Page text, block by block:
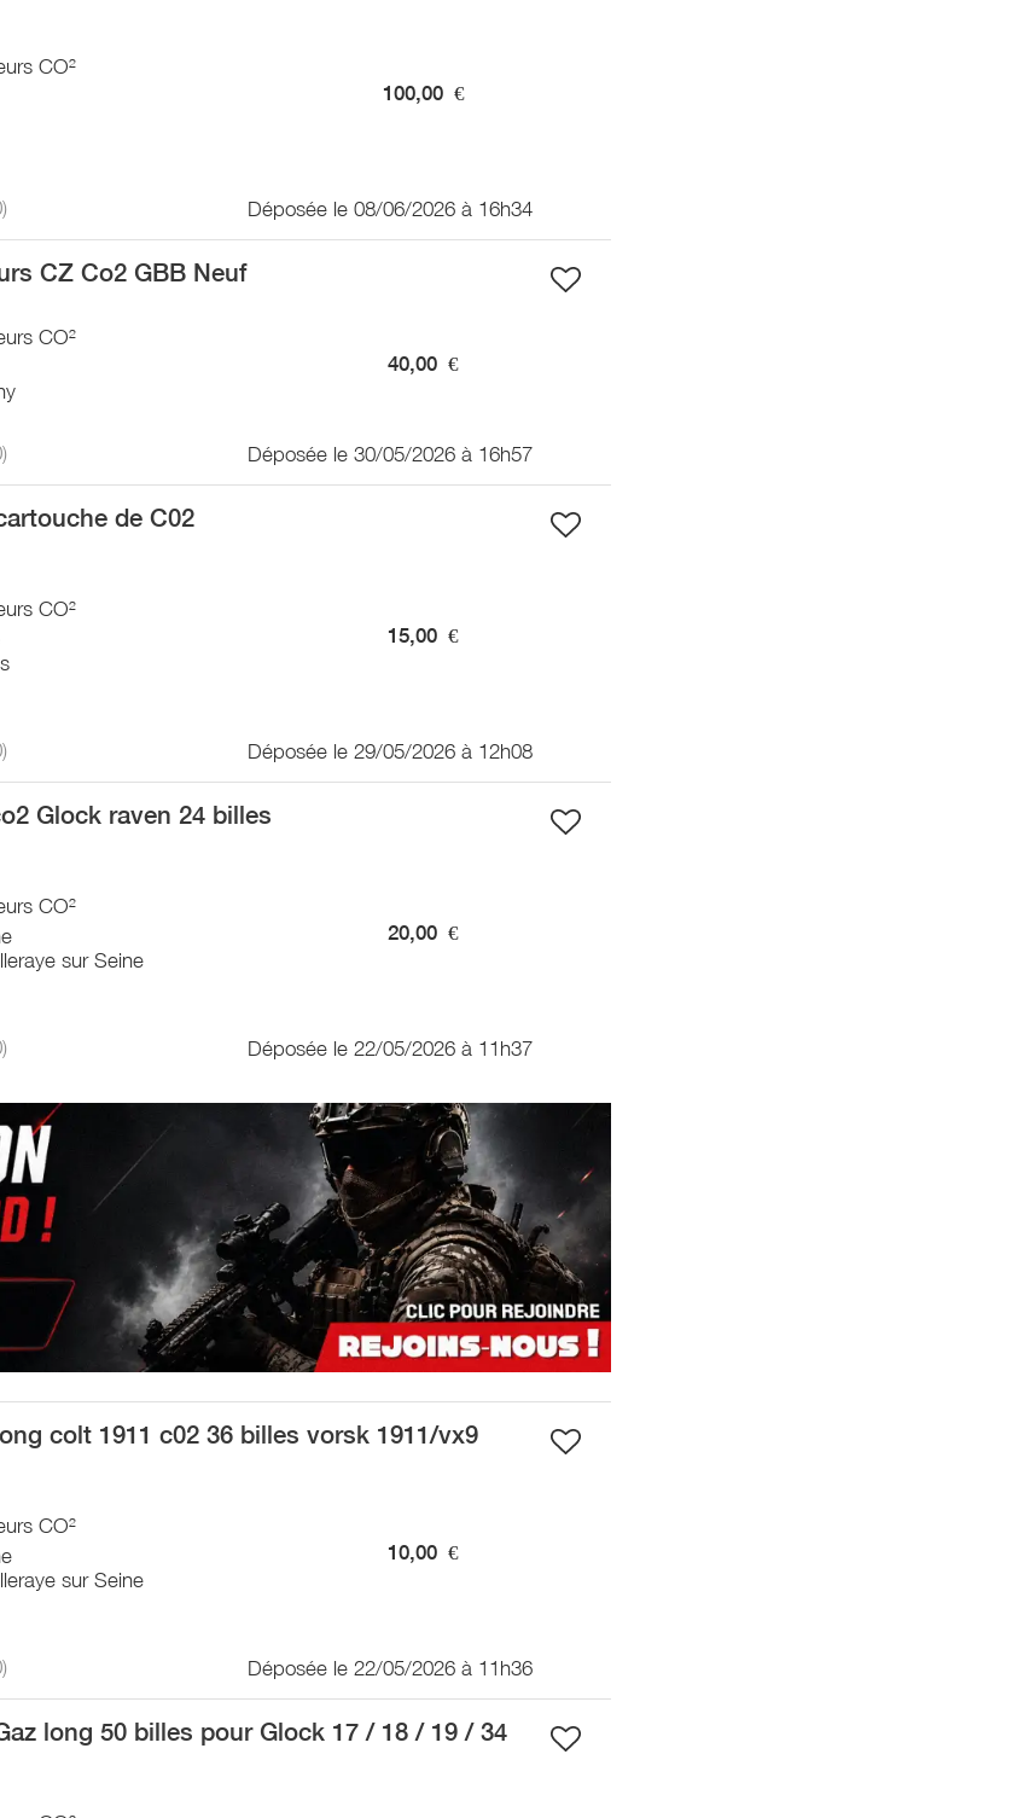
CO²
100,00 €
(0) Déposée le 08/06/2026 à 16h34
CZ Co2 GBB Neuf
CO²
40,00 €
(0) Déposée le 30/05/2026 à 16h57
de C02
CO²
15,00 €
(0) Déposée le 29/05/2026 à 12h08
Glock raven 24 billes
CO²
sur Seine
20,00 €
(0) Déposée le 22/05/2026 à 11h37
colt 1911 c02 36 billes vorsk 1911/vx9
CO²
sur Seine
10,00 €
(0) Déposée le 22/05/2026 à 11h36
long 50 billes pour Glock 17 / 18 / 19 / 34